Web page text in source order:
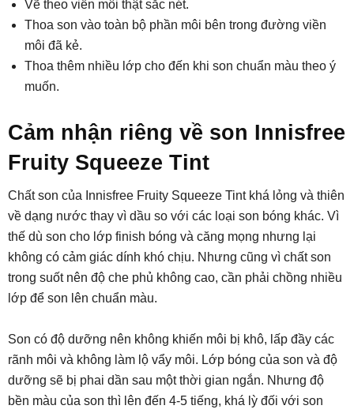
Vẽ theo viền môi thật sắc nét.
Thoa son vào toàn bộ phần môi bên trong đường viền
môi đã kẻ.
Thoa thêm nhiều lớp cho đến khi son chuẩn màu theo ý
muốn.
Cảm nhận riêng về son Innisfree
Fruity Squeeze Tint
Chất son của Innisfree Fruity Squeeze Tint khá lỏng và thiên
về dạng nước thay vì dầu so với các loại son bóng khác. Vì
thế dù son cho lớp finish bóng và căng mọng nhưng lại
không có cảm giác dính khó chịu. Nhưng cũng vì chất son
trong suốt nên độ che phủ không cao, cần phải chồng nhiều
lớp để son lên chuẩn màu.
Son có độ dưỡng nên không khiến môi bị khô, lấp đầy các
rãnh môi và không làm lộ vẩy môi. Lớp bóng của son và độ
dưỡng sẽ bị phai dần sau một thời gian ngắn. Nhưng độ
bền màu của son thì lên đến 4-5 tiếng, khá lỳ đối với son